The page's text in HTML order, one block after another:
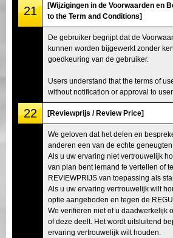
21
[Wijzigingen in de Voorwaarden en
to the Term and Conditions]
De gebruiker begrijpt dat de
kunnen worden bijgewerkt zonder
goedkeuring van de gebruiker.
Users understand that the terms of
without notification or approval to
22 [Reviewprijs / Review Price]
We geloven dat het delen en
anderen een van de echte geneugten
Als u uw ervaring niet vertrouwelijk
van plan bent iemand te vertellen of
REVIEWPRIJS van toepassing als
Als u uw ervaring vertrouwelijk wilt
optie aangeboden en tegen de
We verifiëren niet of u daadwerkelijk
of deze deelt. Het wordt uitsluitend
ervaring vertrouwelijk wilt houden.